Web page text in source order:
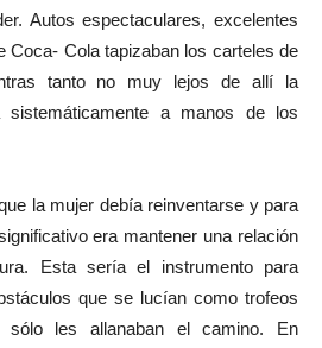
Autos espectaculares, excelentes
Coca- Cola tapizaban los carteles de
tanto no muy lejos de allí la
sistemáticamente a manos de los
la mujer debía reinventarse y para
era mantener una relación
Esta sería el instrumento para
que se lucían como trofeos
les allanaban el camino. En